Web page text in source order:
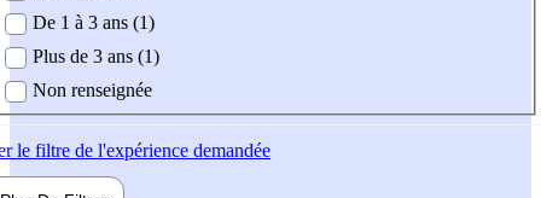
De 1 à 3 ans (1)
Plus de 3 ans (1)
Non renseignée
le filtre de l'expérience demandée